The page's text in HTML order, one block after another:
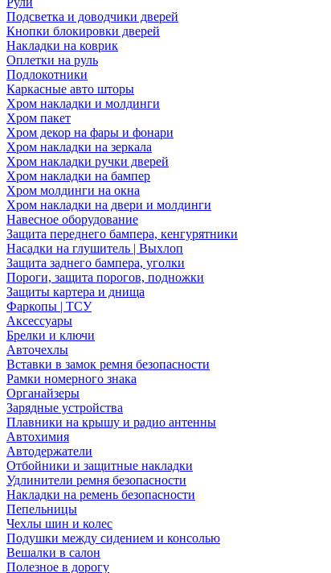
Подсветка и доводчики дверей
Кнопки блокировки дверей
Накладки на коврик
Оплетки на руль
Подлокотники
Каркасные авто шторы
Хром накладки и молдинги
Хром пакет
Хром декор на фары и фонари
Хром накладки на зеркала
Хром накладки ручки дверей
Хром накладки на бампер
Хром молдинги на окна
Хром накладки на двери и молдинги
Навесное оборудование
Защита переднего бампера, кенгурятники
Насадки на глушитель | Выхлоп
Защита заднего бампера, уголки
Пороги, защита порогов, подножки
Защиты картера и днища
Фаркопы | ТСУ
Аксессуары
Брелки и ключи
Авточехлы
Вставки в замок ремня безопасности
Рамки номерного знака
Органайзеры
Зарядные устройства
Плавники на крышу и радио антенны
Автохимия
Автодержатели
Отбойники и защитные накладки
Удлинители ремня безопасности
Накладки на ремень безопасности
Пепельницы
Чехлы шин и колес
Подушки между сидением и консолью
Вешалки в салон
Полезное в дорогу